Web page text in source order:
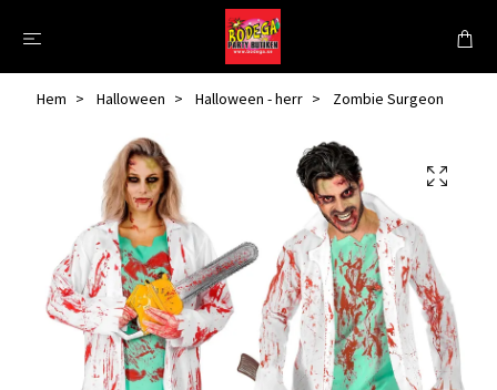
Hem Halloween Halloween - herr Zombie Surgeon